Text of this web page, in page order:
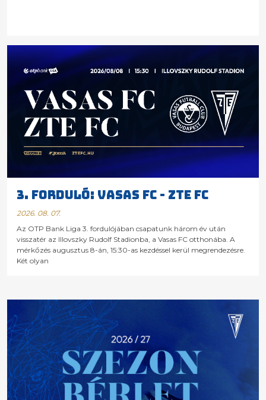
3. FORDULÓ: VASAS FC - ZTE FC
2026. 08. 07.
Az OTP Bank Liga 3. fordulójában csapatunk három év után
visszatér az Illovszky Rudolf Stadionba, a Vasas FC otthonába. A
mérkőzés augusztus 8-án, 15:30-as kezdéssel kerül megrendezésre.
Két olyan